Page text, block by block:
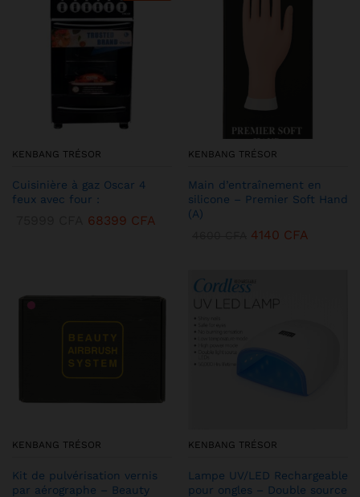
KENBANG TRÉSOR
Cuisinière à gaz Oscar 4
feux avec four :
68399 CFA
KENBANG TRÉSOR
Main d’entraînement en
silicone – Premier Soft Hand
(A)
4140 CFA
KENBANG TRÉSOR
Kit de pulvérisation vernis
par aérographe – Beauty
KENBANG TRÉSOR
Lampe UV/LED Rechargeable
pour ongles – Double source